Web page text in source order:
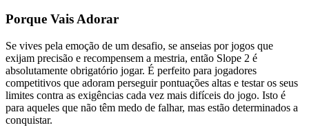
Porque Vais Adorar
Se vives pela emoção de um desafio, se anseias por jogos que
exijam precisão e recompensem a mestria, então Slope 2 é
absolutamente obrigatório jogar. É perfeito para jogadores
competitivos que adoram perseguir pontuações altas e testar os seus
limites contra as exigências cada vez mais difíceis do jogo. Isto é
para aqueles que não têm medo de falhar, mas estão determinados a
conquistar.